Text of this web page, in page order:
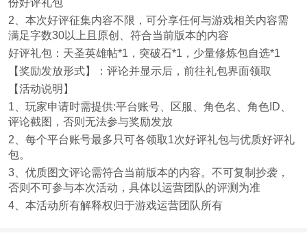
份好评礼包
2、本次好评征集内容不限，可分享任何与游戏相关内容需
满足字数30以上且原创、符合当前版本的内容
好评礼包：天圣英雄帖*1，突破石*1，少量修炼包自选*1
【奖励发放形式】：评论并显示后，前往礼包界面领取
【活动说明】
1、玩家申请时需提供:平台账号、区服、角色名、角色ID、
评论截图，否则无法参与奖励发放
2、每个平台账号最多只可各领取1次好评礼包与优质好评礼
包。
3、优质图文评论需符合当前版本的内容。不可复制抄袭，
否则不可参与本次活动，具体以运营团队的评测为准
4、本活动所有解释权归于游戏运营团队所有